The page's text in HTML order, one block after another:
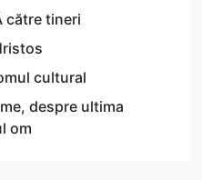
către tineri
cultural
despre ultima
om